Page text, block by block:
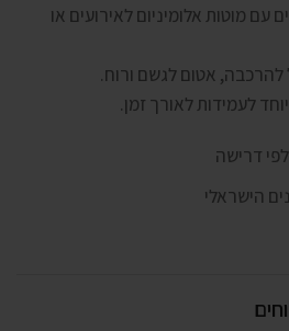
עם מוטות אלומיניום לאירועים או
דרישה
הישראלי